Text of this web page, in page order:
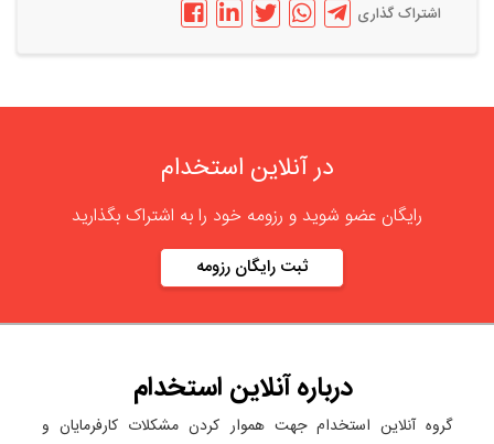
اشتراک گذاری
در آنلاین استخدام
رایگان عضو شوید و رزومه خود را به اشتراک بگذارید
ثبت رایگان رزومه
دربارهآنلاین استخدام
گروه آنلاین استخدام جهت هموار کردن مشکلات کارفرمایان و